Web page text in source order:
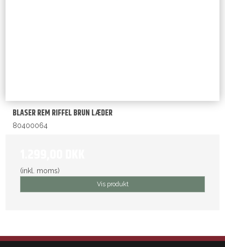
BLASER REM RIFFEL BRUN LÆDER
80400064
(inkl. moms)
Vis produkt